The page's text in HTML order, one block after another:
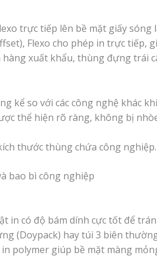
trực tiếp lên bề mặt giấy
Flexo cho phép in trực tiếp,
xuất khẩu, thùng đựng trái
kể so với các công nghệ khác
thể hiện rõ ràng, không bị
thước thùng chứa công nghiệp.
in có độ bám dính cực tốt để
(Doypack) hay túi 3 biên
polymer giúp bề mặt màng